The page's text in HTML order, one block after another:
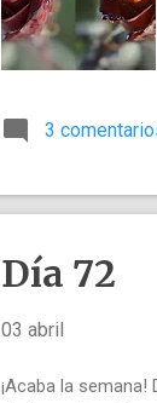
3
Día 72
03 abril
¡Acaba la